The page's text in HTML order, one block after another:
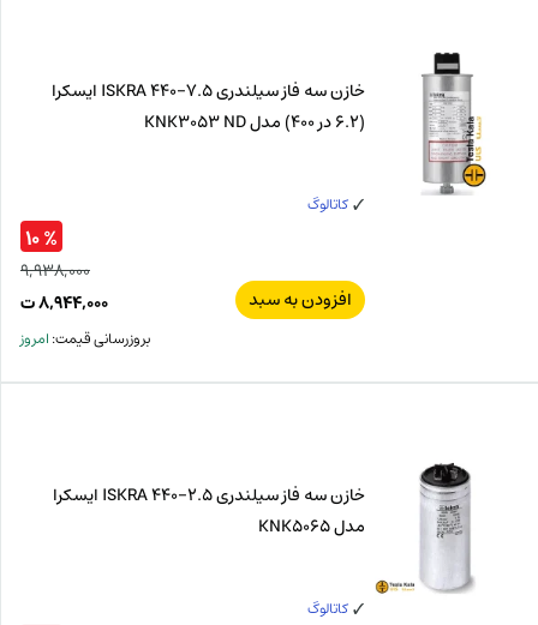
خازن سه فاز سیلندری 7.5-440 ISKRA ایسکرا
(6.2 در 400) مدل KNK3053 ND
کاتالوگ
افزودن به سبد
۹,۹۳۸,۰۰۰
۸,۹۴۴,۰۰۰ت
% ۱۰
بروزرسانی قیمت:امروز
خازن سه فاز سیلندری 2.5-440 ISKRA ایسکرا
مدل KNK5065
کاتالوگ